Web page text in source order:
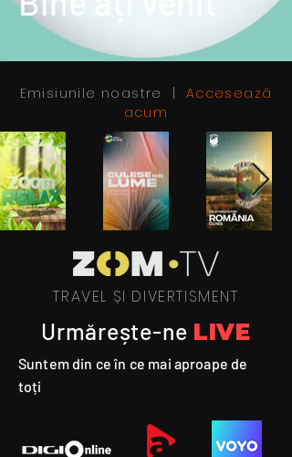
Emisiunile noastre | Accesează
acum
TRAVEL ȘI DIVERTISMENT
Urmărește-ne LIVE
Suntem din ce în ce mai aproape de
toți